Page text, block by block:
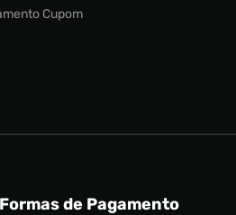
Cupom
Formas de Pagamento